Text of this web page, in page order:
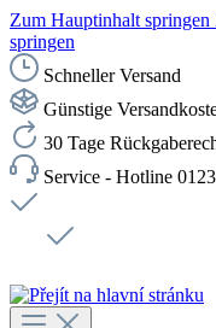
Zum Hauptinhalt springen
springen
Schneller Versand
Günstige
30 Tage
Service - Hotline